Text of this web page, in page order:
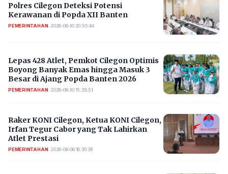
Polres Cilegon Deteksi Potensi
Kerawanan di Popda XII Banten
PEMERINTAHAN• 2026-06-10 20:55:44
Lepas 428 Atlet, Pemkot Cilegon Optimis
Boyong Banyak Emas hingga Masuk 3
Besar di Ajang Popda Banten 2026
PEMERINTAHAN• 2026-06-10 15:28:51
Raker KONI Cilegon, Ketua KONI Cilegon,
Irfan Tegur Cabor yang Tak Lahirkan
Atlet Prestasi
PEMERINTAHAN• 2026-06-06 18:30:39